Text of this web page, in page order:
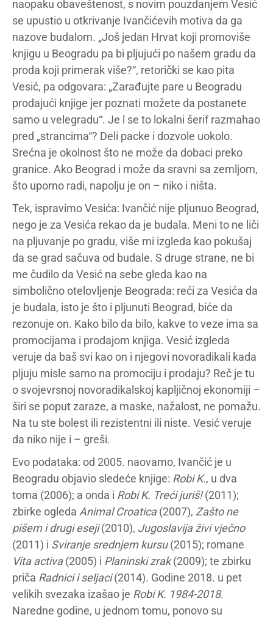
naopaku obaveštenost, s novim pouzdanjem Vesić
se upustio u otkrivanje Ivančićevih motiva da ga
nazove budalom. „Još jedan Hrvat koji promoviše
knjigu u Beogradu pa bi pljujući po našem gradu da
proda koji primerak više?“, retorički se kao pita
Vesić, pa odgovara: „Zarađujte pare u Beogradu
prodajući knjige jer poznati možete da postanete
samo u velegradu“. Je l se to lokalni šerif razmahao
pred „strancima“? Deli packe i dozvole uokolo.
Srećna je okolnost što ne može da dobaci preko
granice. Ako Beograd i može da sravni sa zemljom,
što uporno radi, napolju je on – niko i ništa.
Tek, ispravimo Vesića: Ivančić nije pljunuo Beograd,
nego je za Vesića rekao da je budala. Meni to ne liči
na pljuvanje po gradu, više mi izgleda kao pokušaj
da se grad sačuva od budale. S druge strane, ne bi
me čudilo da Vesić na sebe gleda kao na
simbolično otelovljenje Beograda: reći za Vesića da
je budala, isto je što i pljunuti Beograd, biće da
rezonuje on. Kako bilo da bilo, kakve to veze ima sa
promocijama i prodajom knjiga. Vesić izgleda
veruje da baš svi kao on i njegovi novoradikali kada
pljuju misle samo na promociju i prodaju? Reč je tu
o svojevrsnoj novoradikalskoj kapljičnoj ekonomiji –
širi se poput zaraze, a maske, nažalost, ne pomažu.
Na tu ste bolest ili rezistentni ili niste. Vesić veruje
da niko nije i – greši.
Evo podataka: od 2005. naovamo, Ivančić je u
Beogradu objavio sledeće knjige: Robi K., u dva
toma (2006); a onda i Robi K. Treći juriš!(2011);
zbirke ogleda Animal Croatica(2007), Zašto ne
pišem i drugi eseji(2010), Jugoslavija živi vječno
(2011) i Sviranje srednjem kursu(2015); romane
Vita activa(2005) i Planinski zrak(2009); te zbirku
priča Radnici i seljaci(2014). Godine 2018. u pet
velikih svezaka izašao je Robi K. 1984-2018.
Naredne godine, u jednom tomu, ponovo su